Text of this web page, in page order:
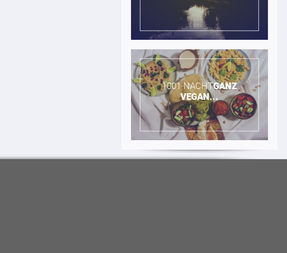
1001 NACHT​GANZ
VEGAN...